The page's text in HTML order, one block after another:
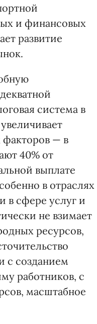
и финансовых
развитие
система в
факторов — в
40% от
выплате
в отраслях
в сфере услуг и
не взимает
ресурсов,
с созданием
работников, с
масштабное